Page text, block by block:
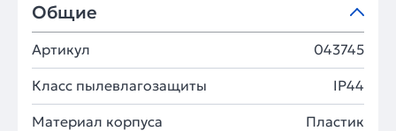
Общие
Артикул 043745
Класс пылевлагозащиты IP44
Материал корпуса Пластик